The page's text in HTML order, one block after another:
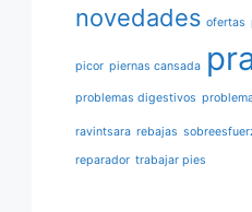
novedades ofertas
picor piernas cansada
problemas digestivos
ravintsara rebajas
reparador trabajar pies